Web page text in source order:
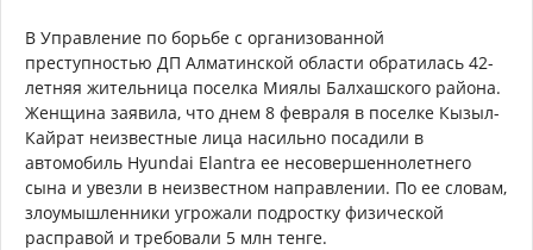
В Управление по борьбе с организованной
преступностью ДП Алматинской области обратилась 42-
летняя жительница поселка Миялы Балхашского района.
Женщина заявила, что днем 8 февраля в поселке Кызыл-
Кайрат неизвестные лица насильно посадили в
автомобиль Hyundai Elantra ее несовершеннолетнего
сына и увезли в неизвестном направлении. По ее словам,
злоумышленники угрожали подростку физической
расправой и требовали 5 млн тенге.